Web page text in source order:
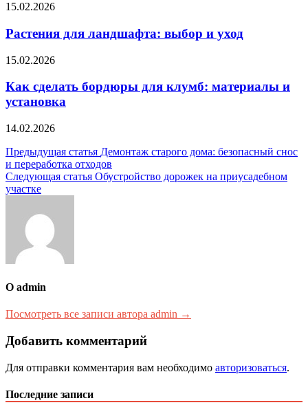
15.02.2026
Растения для ландшафта: выбор и уход
15.02.2026
Как сделать бордюры для клумб: материалы и
установка
14.02.2026
Навигация
по
записям
Предыдущая статья Демонтаж старого дома: безопасный снос
и переработка отходов
Следующая статья Обустройство дорожек на приусадебном
участке
О admin
Посмотреть все записи автора admin →
Добавить комментарий
Для отправки комментария вам необходимо авторизоваться.
Последние записи